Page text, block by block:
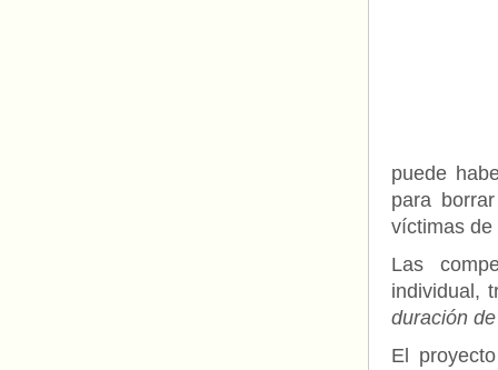
puede
para
víctimas de
Las
individual,
duración
El